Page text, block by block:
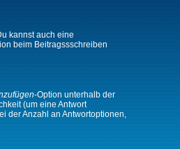
kannst auch eine
beim Beitragssschreiben
-Option unterhalb der
(um eine Antwort
der Anzahl an Antwortoptionen,